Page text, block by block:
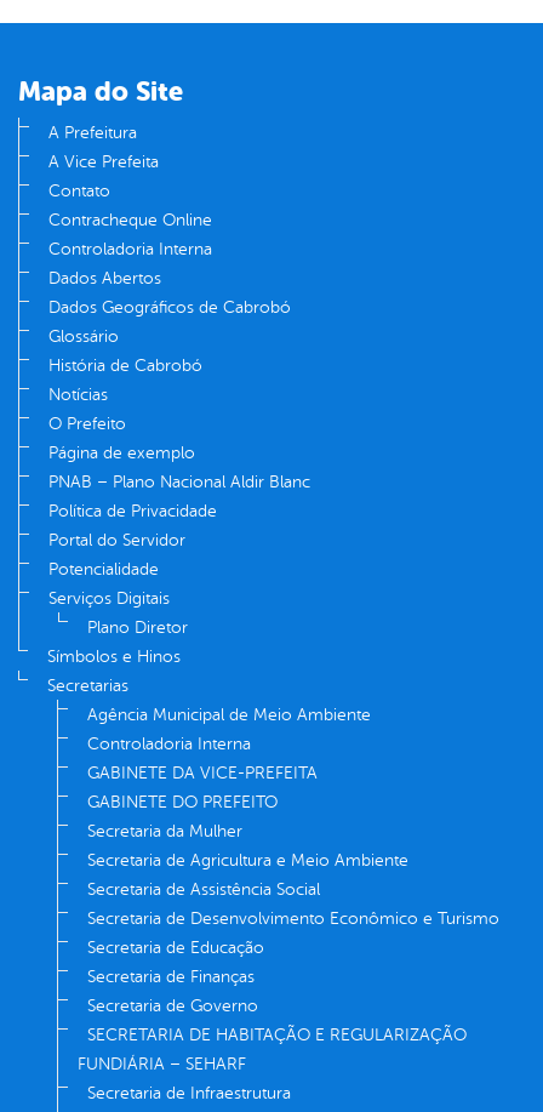
Mapa do Site
A Prefeitura
A Vice Prefeita
Contato
Contracheque Online
Controladoria Interna
Dados Abertos
Dados Geográficos de Cabrobó
Glossário
História de Cabrobó
Notícias
O Prefeito
Página de exemplo
PNAB – Plano Nacional Aldir Blanc
Política de Privacidade
Portal do Servidor
Potencialidade
Serviços Digitais
Plano Diretor
Símbolos e Hinos
Secretarias
Agência Municipal de Meio Ambiente
Controladoria Interna
GABINETE DA VICE-PREFEITA
GABINETE DO PREFEITO
Secretaria da Mulher
Secretaria de Agricultura e Meio Ambiente
Secretaria de Assistência Social
Secretaria de Desenvolvimento Econômico e Turismo
Secretaria de Educação
Secretaria de Finanças
Secretaria de Governo
SECRETARIA DE HABITAÇÃO E REGULARIZAÇÃO
FUNDIÁRIA – SEHARF
Secretaria de Infraestrutura